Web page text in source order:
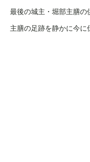
最後の城主・堀部主膳の
主膳の足跡を静かに今に